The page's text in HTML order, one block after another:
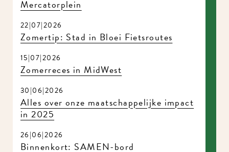
22|07|2026
Zomertip: Stad in Bloei Fietsroutes
15|07|2026
Zomerreces in MidWest
30|06|2026
Alles over onze maatschappelijke impact
in 2025
26|06|2026
Binnenkort: SAMEN-bord